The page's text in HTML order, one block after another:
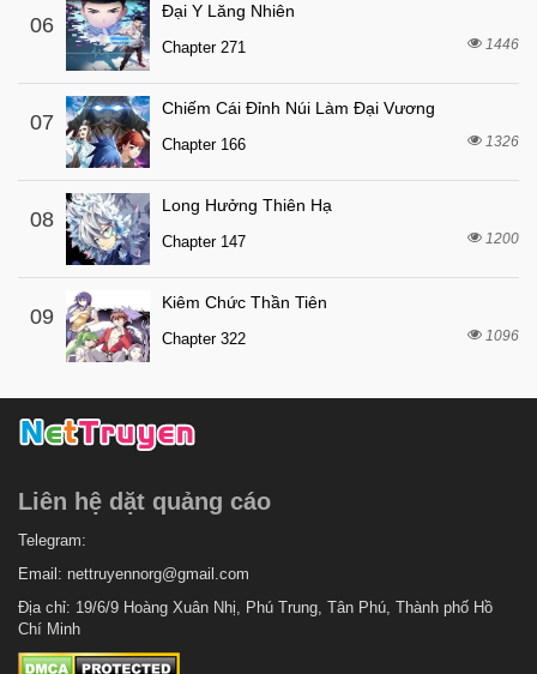
Chapter 34
Chapter 33
Chapter 32 4 tháng trước
Chapter 31
Chapter 30 4 tháng trước
Chapter 29
Chapter 28
Chapter 27 4 tháng trước
Chapter 26
Chapter 24
Chapter 22 4 tháng trước
Chapter 21
Chapter 20
Chapter 19 4 tháng trước
Chapter 18
06
Đại Y Lăng Nhiên
Chapter 271 1446
07
Chiếm Cái Đỉnh Núi Làm Đại Vương
Chapter 166 1326
08
Long Hưởng Thiên Hạ
Chapter 147 1200
09
Kiêm Chức Thần Tiên
Chapter 322 1096
Liên hệ dặt quảng cáo
Telegram:
Email: nettruyennorg@gmail.com
Địa chỉ: 19/6/9 Hoàng Xuân Nhị, Phú Trung, Tân Phú, Thành phố Hồ
Chí Minh